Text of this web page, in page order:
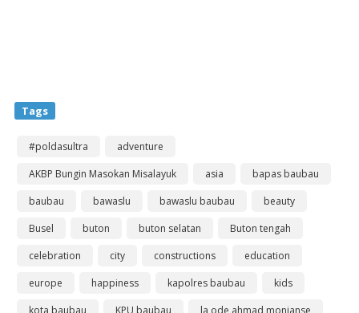
Tags
#poldasultra
adventure
AKBP Bungin Masokan Misalayuk
asia
bapas baubau
baubau
bawaslu bawaslu baubau
beauty
Busel
buton buton selatan
Buton tengah
celebration
city constructions
education
europe
happiness kapolres baubau
kids